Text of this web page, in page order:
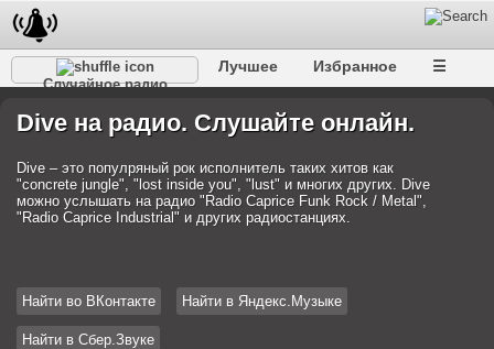
Случайное радио
Лучшее Избранное ☰
Dive на радио. Слушайте онлайн.
Dive – это популряный рок исполнитель таких хитов как
"concrete jungle", "lost inside you", "lust" и многих других. Dive
можно услышать на радио "Radio Caprice Funk Rock / Metal",
"Radio Caprice Industrial" и других радиостанциях.
Найти во ВКонтакте Найти в Яндекс.Музыке
Найти в Сбер.Звуке